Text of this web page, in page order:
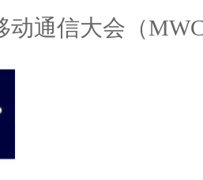
动通信大会（